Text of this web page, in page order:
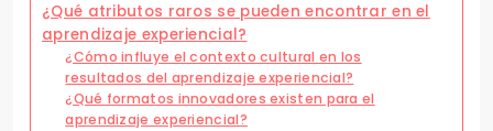
¿Qué atributos raros se pueden encontrar en el
aprendizaje experiencial?
¿Cómo influye el contexto cultural en los
resultados del aprendizaje experiencial?
¿Qué formatos innovadores existen para el
aprendizaje experiencial?